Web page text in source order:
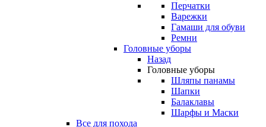
Перчатки
Варежки
Гамаши для обуви
Ремни
Головные уборы
Назад
Головные уборы
Шляпы панамы
Шапки
Балаклавы
Шарфы и Маски
Все для похода